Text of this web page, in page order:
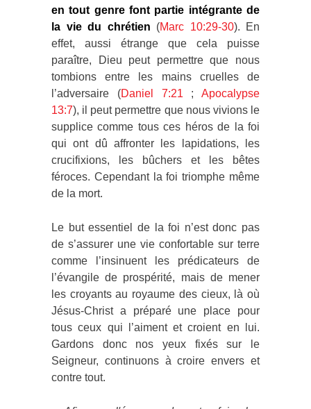
en tout genre font partie intégrante de
la vie du chrétien (Marc 10:29-30). En
effet, aussi étrange que cela puisse
paraître, Dieu peut permettre que nous
tombions entre les mains cruelles de
l’adversaire (Daniel 7:21 ; Apocalypse
13:7), il peut permettre que nous vivions le
supplice comme tous ces héros de la foi
qui ont dû affronter les lapidations, les
crucifixions, les bûchers et les bêtes
féroces. Cependant la foi triomphe même
de la mort.
Le but essentiel de la foi n’est donc pas
de s’assurer une vie confortable sur terre
comme l’insinuent les prédicateurs de
l’évangile de prospérité, mais de mener
les croyants au royaume des cieux, là où
Jésus-Christ a préparé une place pour
tous ceux qui l’aiment et croient en lui.
Gardons donc nos yeux fixés sur le
Seigneur, continuons à croire envers et
contre tout.